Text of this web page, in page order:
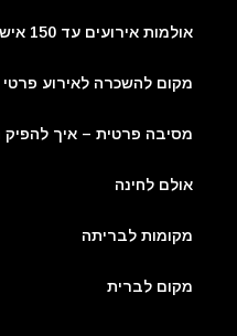
אולמות אירועים עד 150 איש
מקום להשכרה לאירוע פרטי
מסיבה פרטית – איך
אולם לחינה
מקומות לבריתה
מקום לברית